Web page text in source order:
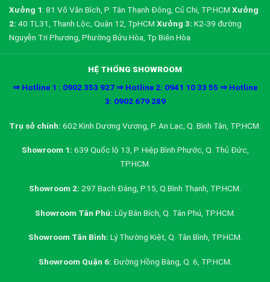
Xưởng 1: 81 Võ Văn Bích, P. Tân Thạnh Đông, Củ Chi, TP.HCM Xưởng
2: 40 TL31, Thạnh Lộc, Quận 12, TpHCM Xưởng 3: K2-39 đường
Nguyễn Tri Phương, Phường Bửu Hòa, Tp Biên Hòa
HỆ THỐNG SHOWROOM
⇒ Hotline 1 : 0902 353 927 ⇒ Hotline 2: 0941 10 33 55 ⇒ Hotline
3: 0902 679 289
Trụ sở chính: 602 Kinh Dương Vương, P. An Lạc, Q. Bình Tân, TP.HCM.
Showroom 1: 639 Quốc lộ 13, P. Hiệp Bình Phước, Q. Thủ Đức,
TP.HCM.
Showroom 2: 297 Bạch Đằng, P.15, Q.Bình Thạnh, TP.HCM.
Showroom Tân Phú: Lũy Bán Bích, Q. Tân Phú, TP.HCM.
Showroom Tân Bình: Lý Thường Kiệt, Q. Tân Bình, TP.HCM.
Showroom Quận 6: Đường Hồng Bàng, Q. 6, TP.HCM.